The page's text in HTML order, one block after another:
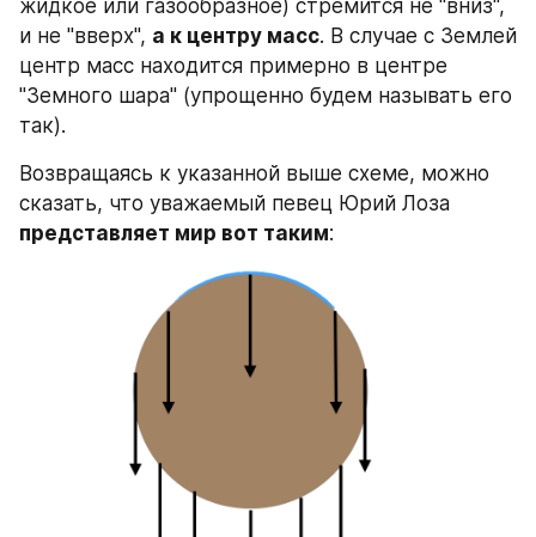
жидкое или газообразное) стремится не "вниз",
и не "вверх", а к центру масс. В случае с Землей
центр масс находится примерно в центре
"Земного шара" (упрощенно будем называть его
так).
Возвращаясь к указанной выше схеме, можно
представляет мир вот таким: